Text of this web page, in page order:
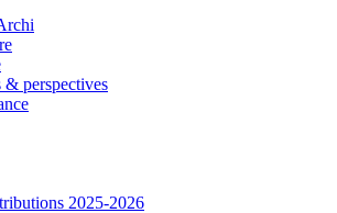
& perspectives
2025-2026